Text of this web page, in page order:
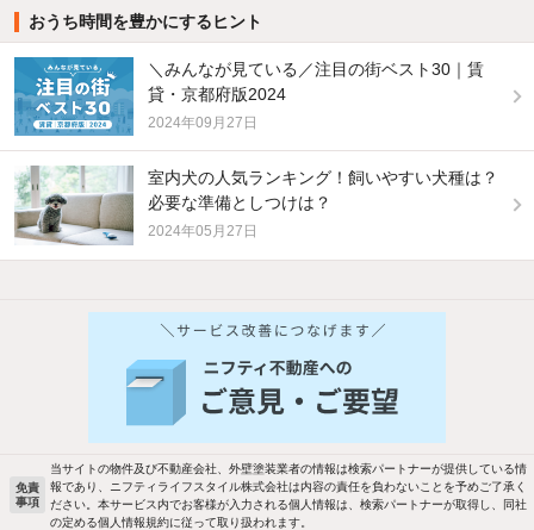
おうち時間を豊かにするヒント
＼みんなが見ている／注目の街ベスト30｜賃
貸・京都府版2024
2024年09月27日
室内犬の人気ランキング！飼いやすい犬種は？
必要な準備としつけは？
2024年05月27日
他の人はこんな条件で絞り込んでいます！
バス・トイレ別 2階以上
駐車場あり ペット相談
洗濯機置場あり 独立洗面台
免責
事項
当サイトの物件及び不動産会社、外壁塗装業者の情報は検索パートナーが提供している情
報であり、ニフティライフスタイル株式会社は内容の責任を負わないことを予めご了承く
ださい。本サービス内でお客様が入力される個人情報は、検索パートナーが取得し、同社
の定める個人情報規約に従って取り扱われます。